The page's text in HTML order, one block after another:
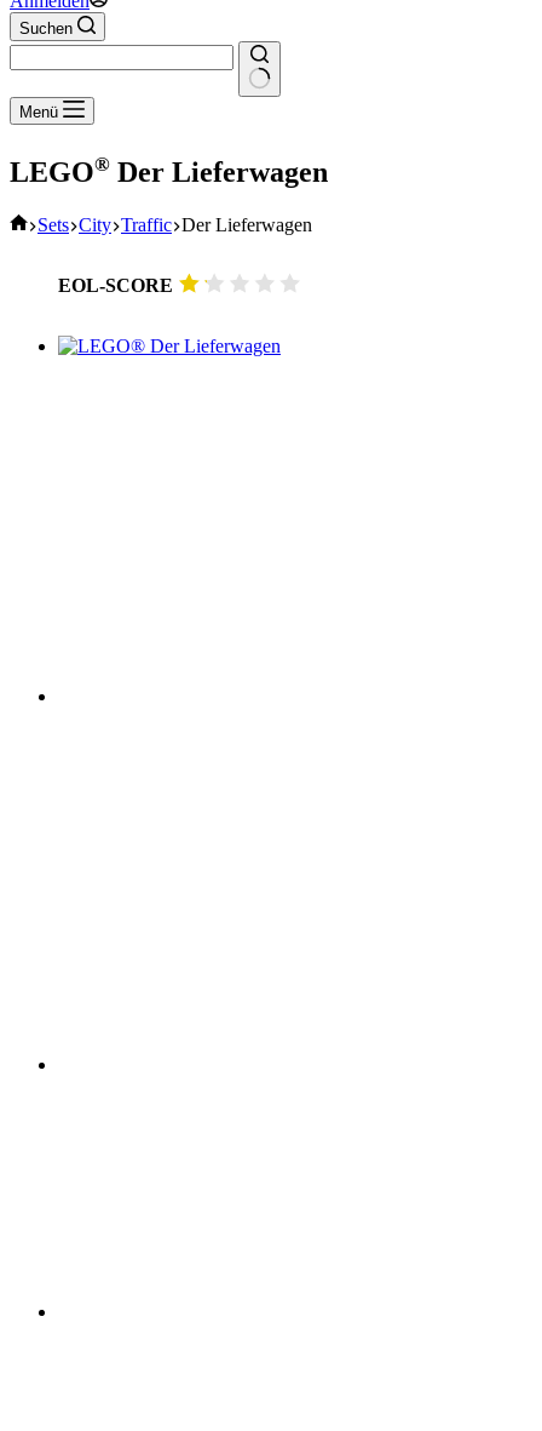
Suchen
Keine
Ergebnisse
Menü
LEGO® Der Lieferwagen
Start
Sets City Traffic Der Lieferwagen
EOL-SCORE